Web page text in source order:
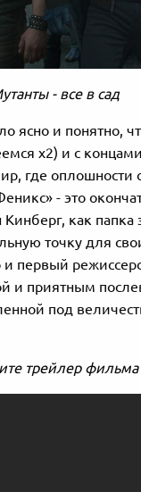
- все в сад
ясно и понятно,
х2) и с
где оплошности
- это
как папка
точку для
первый
и приятным
под
трейлер фильма